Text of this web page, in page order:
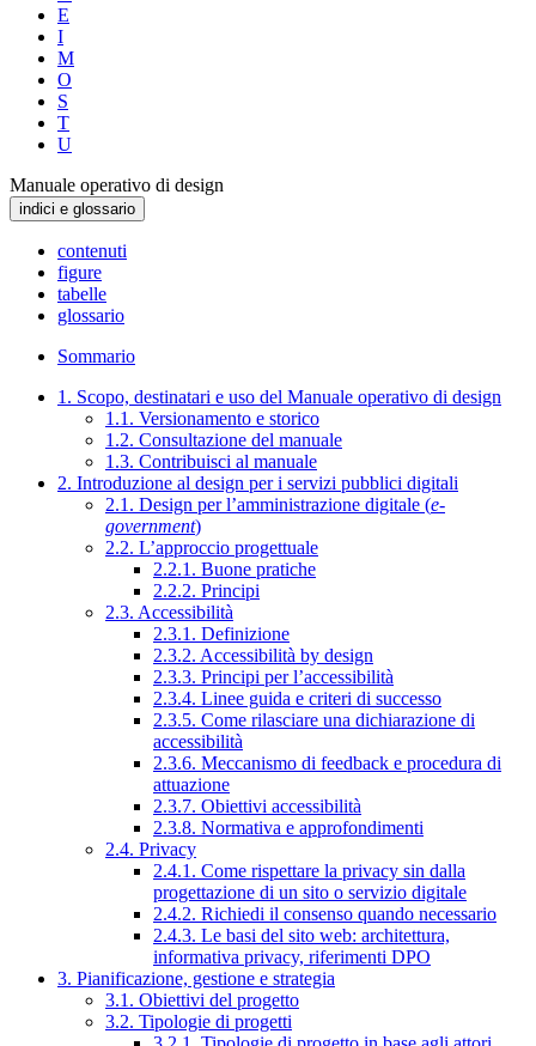
E
I
M
O
S
T
U
Manuale operativo di design
indici e glossario
contenuti
figure
tabelle
glossario
Sommario
1. Scopo, destinatari e uso del Manuale operativo di design
1.1. Versionamento e storico
1.2. Consultazione del manuale
1.3. Contribuisci al manuale
2. Introduzione al design per i servizi pubblici digitali
2.1. Design per l’amministrazione digitale (e-
government)
2.2. L’approccio progettuale
2.2.1. Buone pratiche
2.2.2. Principi
2.3. Accessibilità
2.3.1. Definizione
2.3.2. Accessibilità by design
2.3.3. Principi per l’accessibilità
2.3.4. Linee guida e criteri di successo
2.3.5. Come rilasciare una dichiarazione di
accessibilità
2.3.6. Meccanismo di feedback e procedura di
attuazione
2.3.7. Obiettivi accessibilità
2.3.8. Normativa e approfondimenti
2.4. Privacy
2.4.1. Come rispettare la privacy sin dalla
progettazione di un sito o servizio digitale
2.4.2. Richiedi il consenso quando necessario
2.4.3. Le basi del sito web: architettura,
informativa privacy, riferimenti DPO
3. Pianificazione, gestione e strategia
3.1. Obiettivi del progetto
3.2. Tipologie di progetti